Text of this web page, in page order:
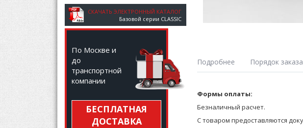
Подробнее
Термобелье серии SUPER COMFORT
Женские термолеггинсы PDL-005
Порядок заказа
Оставьте заявку на
на сайте;
позвоните по
Формы оплаты:
Безналичный расчет.
С товаром предоставляются
СКАЧАТЬ ЭЛЕКТРОННЫЙ КАТАЛОГ
Базовой серии CLASSIC
По Москве и
до
транспортной
компании
БЕСПЛАТНАЯ
ДОСТАВКА